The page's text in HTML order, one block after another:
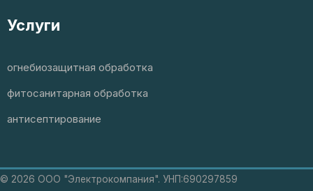
Услуги
огнебиозащитная обработка
фитосанитарная обработка
антисептирование
© 2026 ООО "Электрокомпания". УНП:690297859